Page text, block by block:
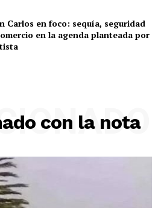
Carlos en foco: sequía, seguridad
en la agenda planteada por
con la nota